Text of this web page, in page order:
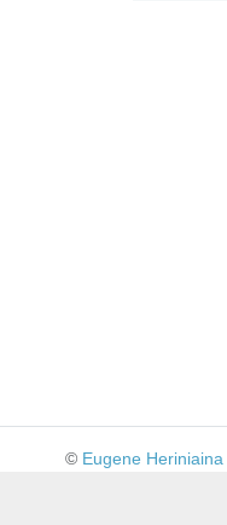
© Eugene Heriniaina